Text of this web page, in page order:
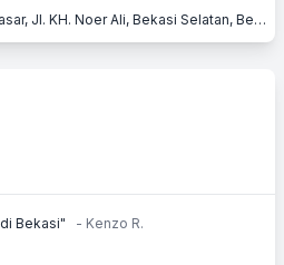
Mall Metropolitan, Lantai Dasar, Jl. KH. Noer Ali, Bekasi Selatan, Bekasi, Jawa Barat
Bekasi"
- Kenzo R.